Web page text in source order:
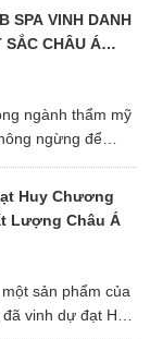
...
SPA VINH DANH
SẮC CHÂU Á
KHẲNG
ngành thẩm mỹ
ngừng để
khẳng định ...
Huy Chương
Lượng Châu Á
sản phẩm của